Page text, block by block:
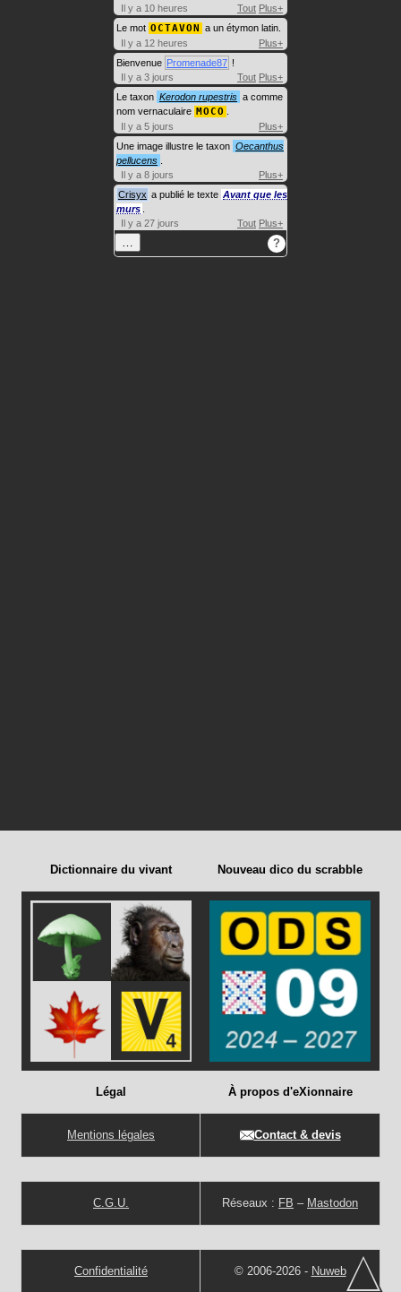
Il y a 10 heures
Tout Plus+
Le mot OCTAVON a un étymon latin.
Il y a 12 heures
Plus+
Bienvenue Promenade87 !
Il y a 3 jours
Tout Plus+
Le taxon Kerodon rupestris a comme
nom vernaculaire MOCO
Il y a 5 jours
Plus+
Une image illustre le taxon Oecanthus
pellucens
Il y a 8 jours
Plus+
Crisyx a publié le texte Avant que les
murs
Il y a 27 jours
Tout Plus+
?
Dictionnaire du vivant Nouveau dico du scrabble
Légal
Mentions légales
C.G.U.
Confidentialité
À propos d'eXionnaire
Contact & devis
Réseaux : FB – Mastodon
© 2006-2026 - Nuweb